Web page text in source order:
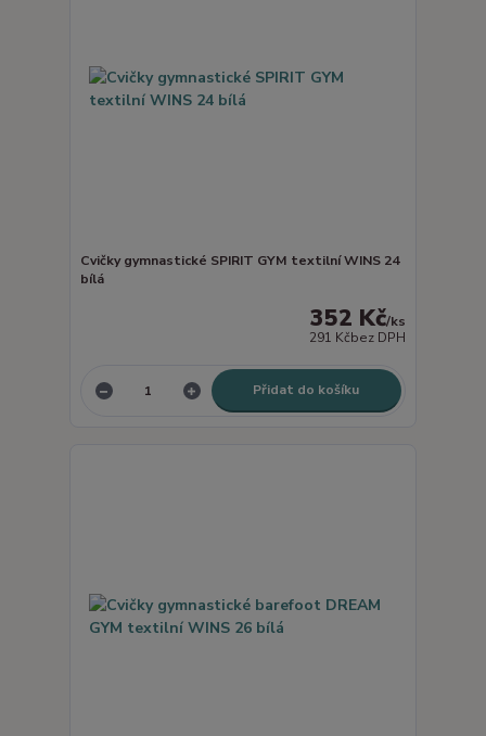
Cvičky gymnastické SPIRIT GYM textilní WINS 24
bílá
352 Kč/ks
291 Kčbez DPH
Přidat do košíku